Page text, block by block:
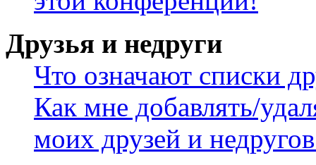
Друзья и недруги
Что означают списки
Как мне добавлять/
моих друзей и